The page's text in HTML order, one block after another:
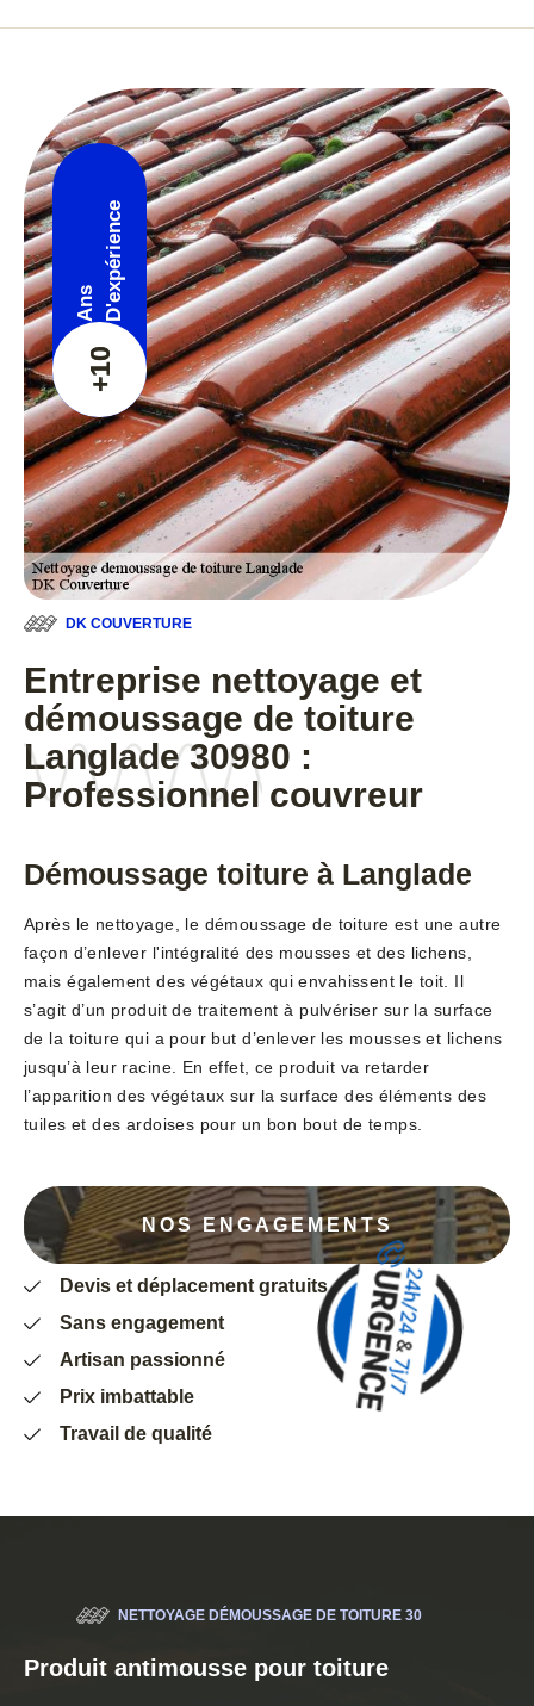
+10
Ans D'expérience
DK COUVERTURE
Entreprise nettoyage et
démoussage de toiture
Langlade 30980 :
Professionnel couvreur
Démoussage toiture à Langlade
Après le nettoyage, le démoussage de toiture est une autre
façon d’enlever l'intégralité des mousses et des lichens,
mais également des végétaux qui envahissent le toit. Il
s’agit d’un produit de traitement à pulvériser sur la surface
de la toiture qui a pour but d’enlever les mousses et lichens
jusqu’à leur racine. En effet, ce produit va retarder
l’apparition des végétaux sur la surface des éléments des
tuiles et des ardoises pour un bon bout de temps.
NOS ENGAGEMENTS
Devis et déplacement gratuits
Sans engagement
Artisan passionné
Prix imbattable
Travail de qualité
NETTOYAGE DÉMOUSSAGE DE TOITURE 30
Produit antimousse pour toiture